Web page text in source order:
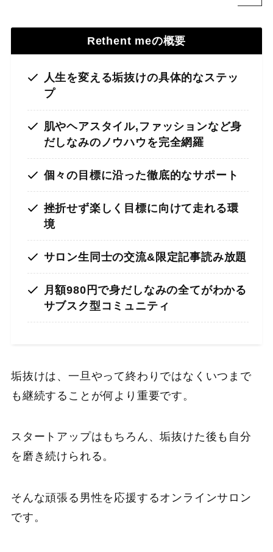
Rethent meの概要
人生を変える垢抜けの具体的なステッ
プ
肌やヘアスタイル,ファッションなど身
だしなみのノウハウを完全網羅
個々の目標に沿った徹底的なサポート
挫折せず楽しく目標に向けて走れる環
境
サロン生同士の交流&限定記事読み放題
月額980円 で身だしなみの全てがわかる
サブスク型コミュニティ
垢抜けは、一旦やって終わりではなくいつまで
も継続することが何より重要です。
スタートアップはもちろん、垢抜けた後も自分
を磨き続けられる。
そんな頑張る男性を応援するオンラインサロン
です。